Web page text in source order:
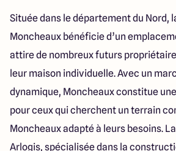
Valenciennes - Marly 03 27
4.4
Située dans le département du Nord,
Moncheaux bénéficie d’un
attire de nombreux futurs
leur maison individuelle. Avec un
dynamique, Moncheaux constitue
pour ceux qui cherchent un terrain
Moncheaux adapté à leurs besoins.
Arlogis, spécialisée dans la